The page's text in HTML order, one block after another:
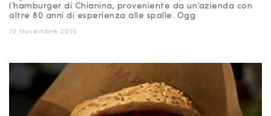
l’hamburger di Chianina, proveniente da un’azienda con
oltre 80 anni di esperienza alle spalle. Ogg
10 Novembre 2016